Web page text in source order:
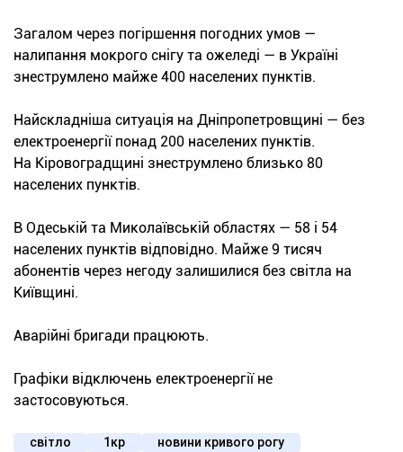
Загалом через погіршення погодних умов —
налипання мокрого снігу та ожеледі — в Україні
знеструмлено майже 400 населених пунктів.
Найскладніша ситуація на Дніпропетровщині — без
електроенергії понад 200 населених пунктів.
На Кіровоградщині знеструмлено близько 80
населених пунктів.
В Одеській та Миколаївській областях — 58 і 54
населених пунктів відповідно. Майже 9 тисяч
абонентів через негоду залишилися без світла на
Київщині.
Аварійні бригади працюють.
Графіки відключень електроенергії не
застосовуються.
світло 1кр
новини кривого рогу